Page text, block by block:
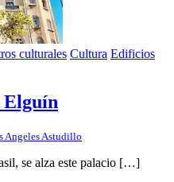
culturales Cultura Edificios
Elguín
Angeles Astudillo
se alza este palacio […]